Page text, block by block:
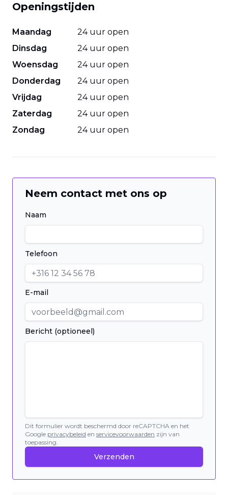
Openingstijden
Maandag
24 uur open
Dinsdag
24 uur open
Woensdag
24 uur open
Donderdag
24 uur open
Vrijdag
24 uur open
Zaterdag
24 uur open
Zondag
24 uur open
Neem contact met ons op
Naam
Telefoon
E-mail
Bericht (optioneel)
Dit formulier wordt beschermd door reCAPTCHA en het
Google privacybeleid en servicevoorwaarden zijn van
toepassing.
Verzenden